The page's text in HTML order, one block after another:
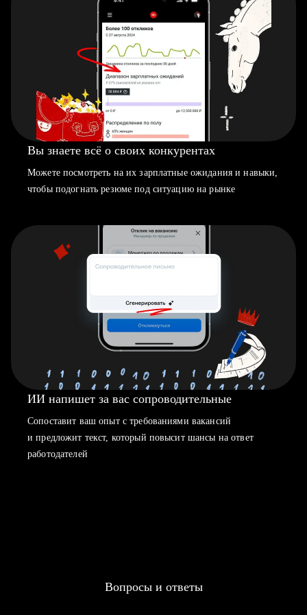
Вы знаете всё о своих конкурентах
Можете посмотреть на их зарплатные ожидания и навыки,
чтобы подогнать резюме под ситуацию на рынке
ИИ напишет за вас сопроводительные
Сопоставит ваш опыт с требованиями вакансий
и предложит текст, который повысит шансы на ответ
работодателей
Вопросы и ответы